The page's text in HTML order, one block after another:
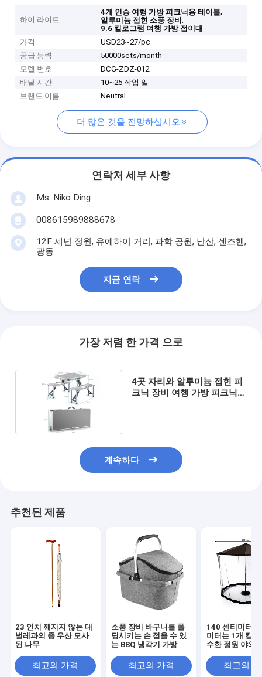
하이 라이트
4개 인승 여행 가방 피크닉용 테이블,
알루미늄 접힌 소풍 장비,
9.6 킬로그램 여행 가방 접이대
가격
USD23~27/pc
공급 능력
50000sets/month
모델 번호
DCG-ZDZ-012
배달 시간
10~25 작업 일
브랜드 이름
Neutral
더 많은 것을 전망하십시오
연락처 세부 사항
Ms. Niko Ding
008615989888678
12F 세넌 정원, 유에하이 거리, 과학 공원, 난산, 센즈헨,
광동
지금 연락
가장 저렴 한 가격 으로
4곳 자리와 알루미늄 접힌 피
크닉 장비 여행 가방 피크닉용
계속하다
추천된 제품
23 인치 깨지지 않는 대
벌레과의 종 우산 모사
된 나무
최고의 가격
소풍 장비 바구니를 폴
딩시키는 손 접을 수 있
는 BBQ 냉각기 가방
최고의 가격
140 센티미터
미터는 1개 킬
수한 정원 야외
만듭니다최고의